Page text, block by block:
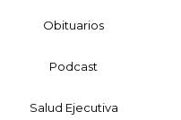
Obituarios
Podcast
Salud Ejecutiva